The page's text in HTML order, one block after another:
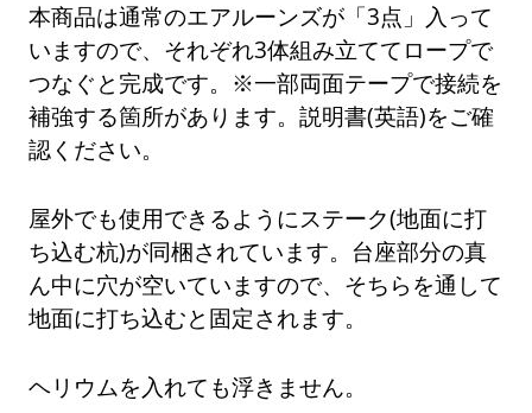
本商品は通常のエアルーンズが「3点」入って
いますので、それぞれ3体組み立ててロープで
つなぐと完成です。※一部両面テープで接続を
補強する箇所があります。説明書(英語)をご確
認ください。
屋外でも使用できるようにステーク(地面に打
ち込む杭)が同梱されています。台座部分の真
ん中に穴が空いていますので、そちらを通して
地面に打ち込むと固定されます。
ヘリウムを入れても浮きません。